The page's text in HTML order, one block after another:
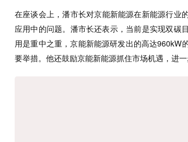
在座谈会上，潘市长对京能新能源在新能源行业
应用中的问题。潘市长还表示，当前是实现双碳
用是重中之重，京能新能源研发出的高达
要举措。他还鼓励京能新能源抓住市场机遇，进